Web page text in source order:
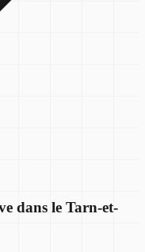
dans le Tarn-et-